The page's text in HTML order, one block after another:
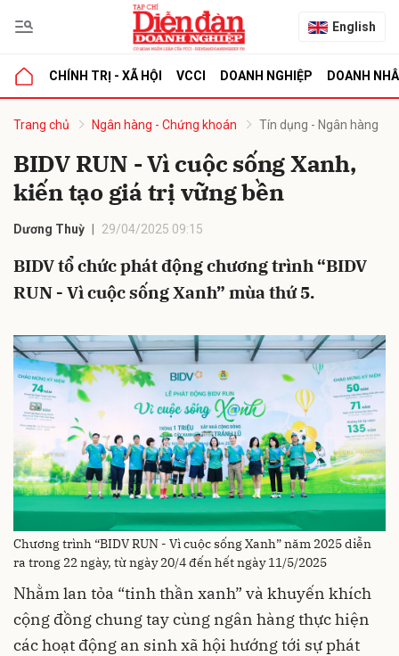
English
CHÍNH TRỊ - XÃ HỘI VCCI DOANH NGHIỆP DOANH
Trang chủ Ngân hàng - Chứng khoán Tín dụng - Ngân hàng
BIDV RUN - Vì cuộc sống Xanh,
kiến tạo giá trị vững bền
Dương Thuỳ 29/04/2025 09:15
BIDV tổ chức phát động chương trình “BIDV
RUN - Vì cuộc sống Xanh” mùa thứ 5.
Chương trình “BIDV RUN - Vì cuộc sống Xanh” năm 2025 diễn
ra trong 22 ngày, từ ngày 20/4 đến hết ngày 11/5/2025
Nhằm lan tỏa “tinh thần xanh” và khuyến khích
cộng đồng chung tay cùng ngân hàng thực hiện
các hoạt động an sinh xã hội hướng tới sự phát
luận
Hủy